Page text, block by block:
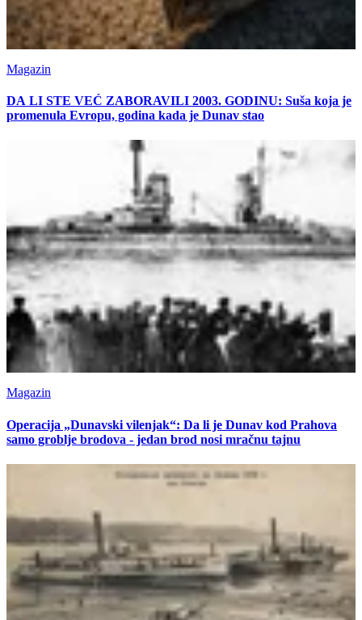
Magazin
DA LI STE VEĆ ZABORAVILI 2003. GODINU: Suša koja je
promenula Evropu, godina kada je Dunav stao
Magazin
Operacija „Dunavski vilenjak“: Da li je Dunav kod Prahova
samo groblje brodova - jedan brod nosi mračnu tajnu